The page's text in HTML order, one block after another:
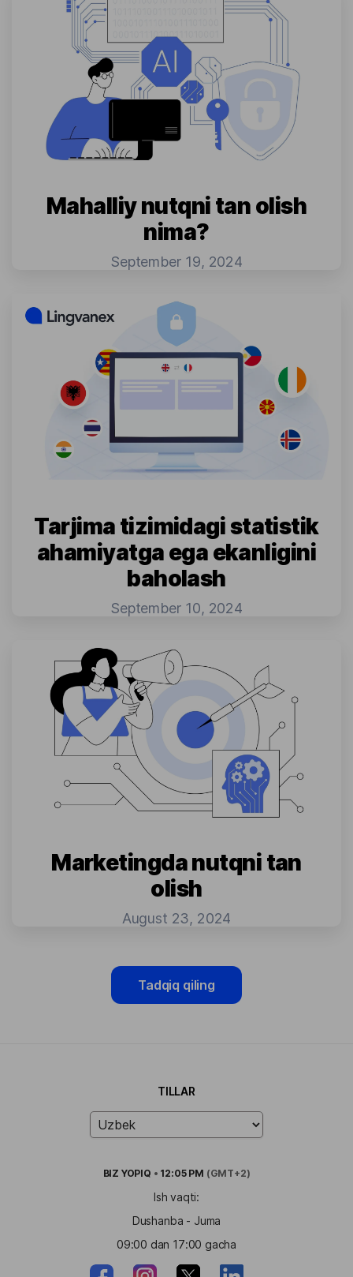
Mahalliy nutqni tan olish
nima?
September 19, 2024
Tarjima tizimidagi statistik
ahamiyatga ega ekanligini
baholash
September 10, 2024
Marketingda nutqni tan
olish
August 23, 2024
Tadqiq qiling
TILLAR
BIZ YOPIQ • 12:05 PM (GMT+2)
Ish vaqti:
Dushanba - Juma
09:00 dan 17:00 gacha